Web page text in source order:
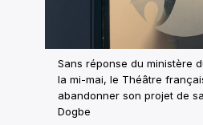
Sans réponse du ministère
la mi-mai, le Théâtre
abandonner son projet de
Dogbe